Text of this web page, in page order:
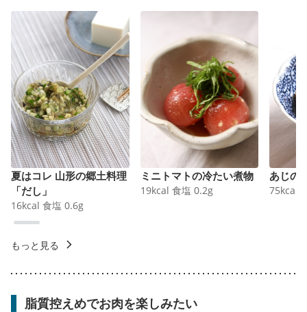
夏はコレ 山形の郷土料理
「だし」
16kcal 食塩 0.6g
ミニトマトの冷たい煮物
19kcal 食塩 0.2g
あじの
75kcal
もっと見る
脂質控えめでお肉を楽しみたい